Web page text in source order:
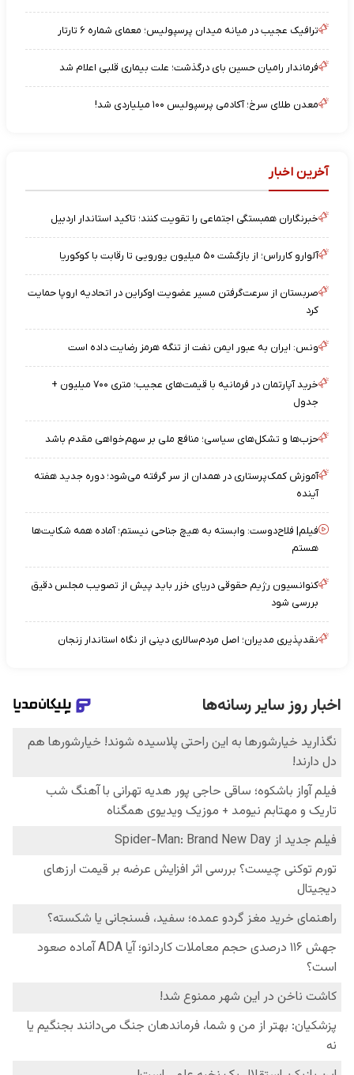
ترافیک عجیب در میانه میدان پرسپولیس؛ معمای شماره ۶ تارتار
فرماندار رامیان حسین بای درگذشت؛ علت بیماری قلبی اعلام شد
معدن طلای سرخ؛ آکادمی پرسپولیس ۱۰۰ میلیاردی شد!
آخرین اخبار
خبرنگاران همبستگی اجتماعی را تقویت کنند؛ تاکید استاندار اردبیل
آلوارو کارراس؛ از بازگشت ۵۰ میلیون یورویی تا رقابت با کوکوریا
صربستان از سرعت‌گرفتن مسیر عضویت اوکراین در اتحادیه اروپا حمایت
کرد
ونس: ایران به عبور ایمن نفت از تنگه هرمز رضایت داده است
خرید آپارتمان در فرمانیه با قیمت‌های عجیب؛ متری ۷۰۰ میلیون +
جدول
حزب‌ها و تشکل‌های سیاسی؛ منافع ملی بر سهم‌خواهی مقدم باشد
آموزش کمک‌پرستاری در همدان از سر گرفته می‌شود؛ دوره جدید هفته
آینده
فیلم| فلاح‌دوست: وابسته به هیچ جناحی نیستم؛ آماده همه شکایت‌ها
هستم
کنوانسیون رژیم حقوقی دریای خزر باید پیش از تصویب مجلس دقیق
بررسی شود
نقدپذیری مدیران؛ اصل مردم‌سالاری دینی از نگاه استاندار زنجان